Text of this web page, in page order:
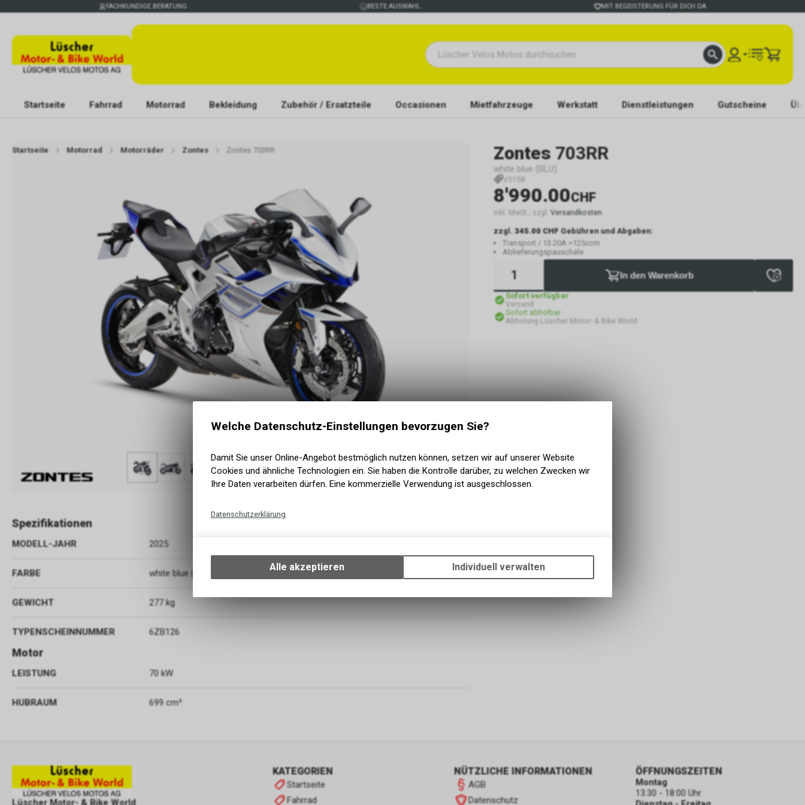
FACHKUNDIGE BERATUNG BESTE AUSWAHL MIT BEGEISTERUNG FÜR DICH DA
Startseite Fahrrad Motorrad Bekleidung Zubehör / Ersatzteile Occasionen Mietfahrzeuge Werkstatt Dienstleistungen Gutscheine
Startseite Motorrad Motorräder Zontes Zontes 703RR Zontes 703RR
white blue (BLU)
V5158
8'990.00CHF
inkl. MwSt., zzgl. Versandkosten
zzgl. 345.00 CHF Gebühren und Abgaben:
Transport / 13.20A >125ccm
Ablieferungspauschale
In den Warenkorb
Sofort verfügbar
Versand
Sofort abholbar
Abholung Lüscher Motor- & Bike World
Spezifikationen
MODELL-JAHR 2025
FARBE white blue (BLU)
GEWICHT 277 kg
TYPENSCHEINNUMMER 6ZB126
Motor
LEISTUNG 70 kW
HUBRAUM 699 cm³
Lüscher Motor- & Bike World
KATEGORIEN
Startseite
Fahrrad
NÜTZLICHE INFORMATIONEN
AGB
Datenschutz
ÖFFNUNGSZEITEN
Montag
13:30 - 18:00 Uhr
Welche Datenschutz-Einstellungen bevorzugen Sie?
Damit Sie unser Online-Angebot bestmöglich nutzen können, setzen wir auf unserer Website
Cookies und ähnliche Technologien ein. Sie haben die Kontrolle darüber, zu welchen Zwecken wir
Ihre Daten verarbeiten dürfen. Eine kommerzielle Verwendung ist ausgeschlossen.
Datenschutzerklärung
Ihrem Gerät, um die grundlegenden Funktionen unseres Online-Angebots, wie die
Verwendung des Warenkorbs, zu ermöglichen. Bitte beachten Sie, dass die
zulassen.
Alle akzeptieren Individuell verwalten